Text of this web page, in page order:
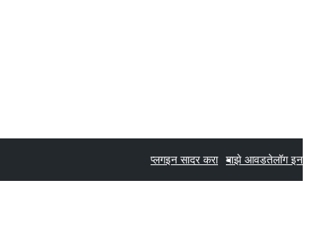
प्लगइन सादर करा माझे आवडतेलॉग इन